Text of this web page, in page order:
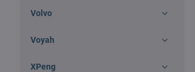
Volvo
Voyah
XPeng